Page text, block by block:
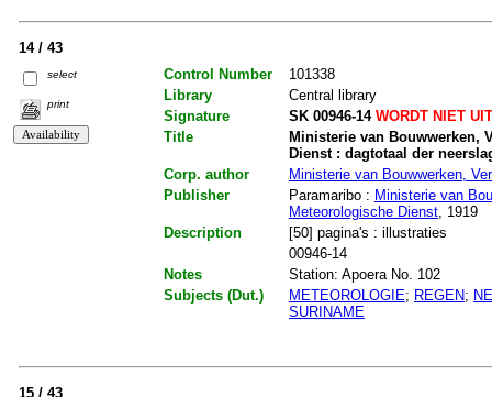
14 / 43
select
print
Control Number
101338
Library
Central library
Signature
SK 00946-14WORDT NIET
Title
Ministerie van Bouwwerken,
Dienst : dagtotaal der
Corp. author
Ministerie van Bouwwerken,
Publisher
Paramaribo : Ministerie van
Meteorologische Dienst, 1919
Description
[50] pagina's : illustraties
00946-14
Notes
Station: Apoera No. 102
Subjects (Dut.)
METEOROLOGIE; REGEN;
SURINAME
15 / 43